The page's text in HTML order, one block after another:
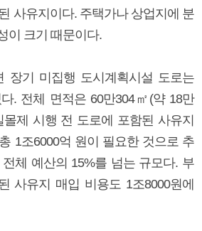
사유지이다. 주택가나 상업지에 분
이 크기 때문이다.
장기 미집행 도시계획시설 도로는
. 전체 면적은 60만304㎡(약 18만
몰제 시행 전 도로에 포함된 사유지
1조6000억 원이 필요한 것으로 추
체 예산의 15%를 넘는 규모다. 부
사유지 매입 비용도 1조8000원에